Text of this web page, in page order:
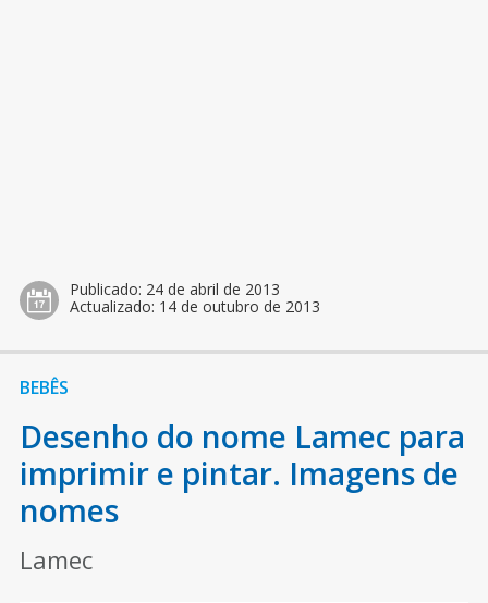
Publicado: 24 de abril de 2013
Actualizado: 14 de outubro de 2013
BEBÊS
Desenho do nome Lamec para
imprimir e pintar. Imagens de
nomes
Lamec